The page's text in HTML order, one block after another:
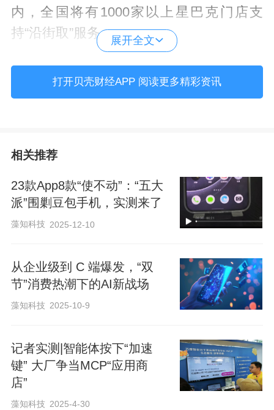
内，全国将有1000家以上星巴克门店支
持“沿街取”服务。
该服务是高德地图对于“顺路服务”全新模式
的探索，或将为广大用户和线下实体商
多城市进行更多服务品类的探索，实现生
态共赢。
编辑 徐超
来阅读我的更多文章吧
陈维城 记者主页
展开全文
打开贝壳财经APP 阅读更多精彩资讯
相关推荐
23款App8款“使不动”：“五大
派”围剿豆包手机，实测来了
藻知科技 2025-12-10
从企业级到 C 端爆发，“双
节”消费热潮下的AI新战场
藻知科技 2025-10-9
记者实测|智能体按下“加速
键” 大厂争当MCP“应用商
店”
藻知科技 2025-4-30